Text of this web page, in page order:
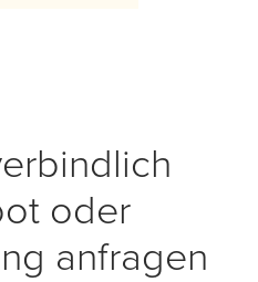
oder
anfragen